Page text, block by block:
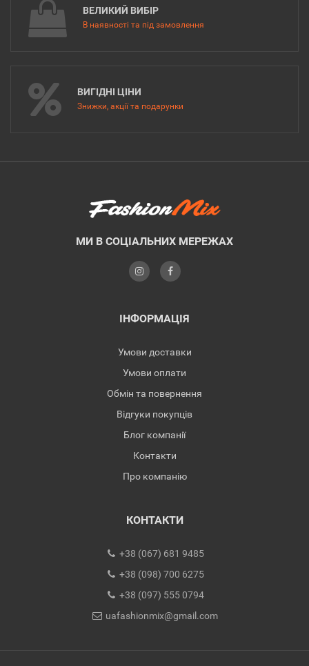
ВЕЛИКИЙ ВИБІР
В наявності та під замовлення
ВИГІДНІ ЦІНИ
Знижки, акції та подарунки
МИ В СОЦІАЛЬНИХ МЕРЕЖАХ
ІНФОРМАЦІЯ
Умови доставки
Умови оплати
Обмін та повернення
Відгуки покупців
Блог компанії
Контакти
Про компанію
КОНТАКТИ
+38 (067) 681 9485
+38 (098) 700 6275
+38 (097) 555 0794
uafashionmix@gmail.com